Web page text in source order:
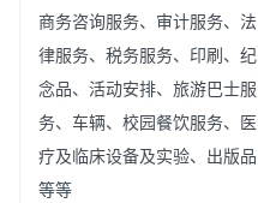
商务咨询服务、审计服务、法
律服务、税务服务、印刷、纪
念品、活动安排、旅游巴士服
务、车辆、校园餐饮服务、医
疗及临床设备及实验、出版品
等等